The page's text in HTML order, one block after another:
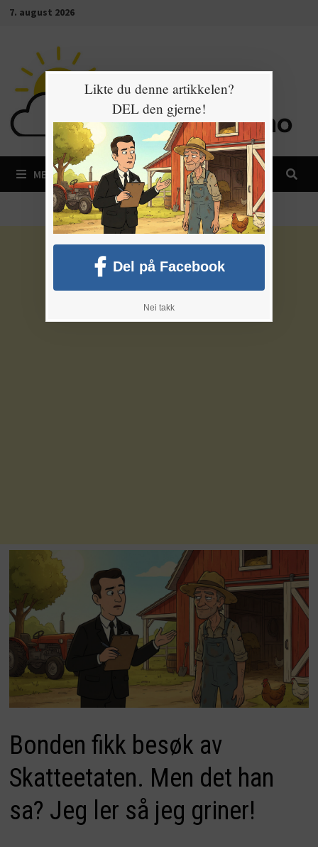
Gå7. august 2026
MENY
Bonden fikk besøk av
Skatteetaten. Men det han
sa? Jeg ler så jeg griner!
Likte du denne artikkelen?
DEL den gjerne!
Del på Facebook
Nei takk